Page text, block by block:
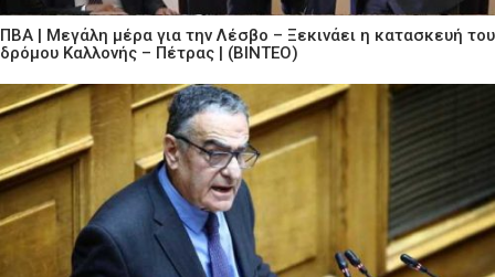
ΠΒΑ | Μεγάλη μέρα για την Λέσβο – Ξεκινάει η κατασκευή του
δρόμου Καλλονής – Πέτρας | (ΒΙΝΤΕΟ)